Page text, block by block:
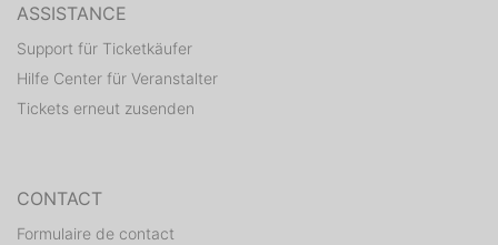
ASSISTANCE
Support für Ticketkäufer
Hilfe Center für Veranstalter
Tickets erneut zusenden
CONTACT
Formulaire de contact